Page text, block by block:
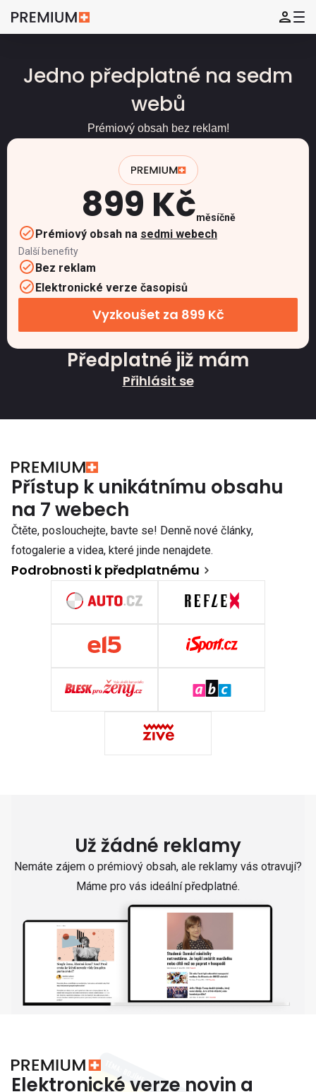
Jedno předplatné na sedm
webů
Prémiový obsah bez reklam!
899 Kčměsíčně
Prémiový obsah na sedmi webech
Další benefity
Bez reklam
Elektronické verze časopisů
Vyzkoušet za 899 Kč
Předplatné již mám
Přihlásit se
Přístup k unikátnímu obsahu
na 7 webech
Čtěte, poslouchejte, bavte se! Denně nové články,
fotogalerie a videa, které jinde nenajdete.
Podrobnosti k předplatnému
Už žádné reklamy
Nemáte zájem o prémiový obsah, ale reklamy vás otravují?
Máme pro vás ideální předplatné.
Elektronické verze novin a